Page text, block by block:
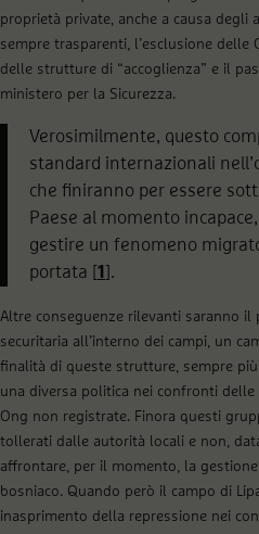
proprietà private, anche a causa degli
sempre trasparenti, l’esclusione
delle strutture di “accoglienza” e il
ministero per la Sicurezza.
Verosimilmente, questo
standard internazionali
che finiranno per essere
Paese al momento
gestire un fenomeno
portata [1 ].
Altre conseguenze rilevanti saranno
securitaria all’interno dei campi, un
finalità di queste strutture, sempre
una diversa politica nei confronti
Ong non registrate. Finora questi
tollerati dalle autorità locali e non,
affrontare, per il momento, la
bosniaco. Quando però il campo di
inasprimento della repressione nei